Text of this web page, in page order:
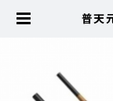
普天